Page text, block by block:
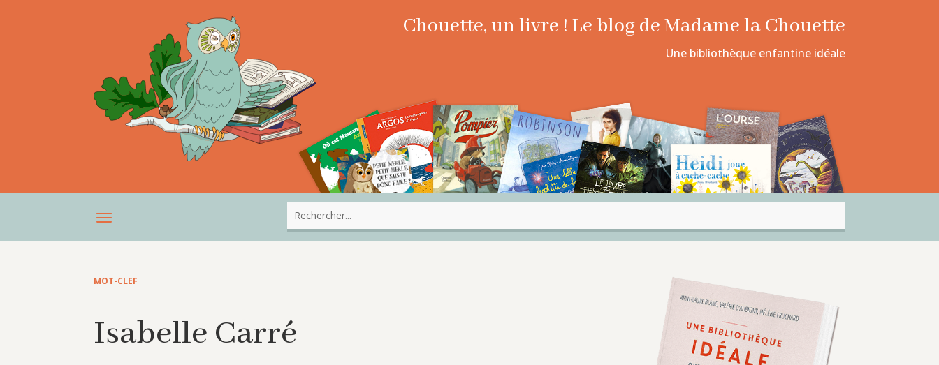
Chouette, un livre ! Le blog de Madame la Chouette
Une bibliothèque enfantine idéale
MOT-CLEF
Isabelle Carré